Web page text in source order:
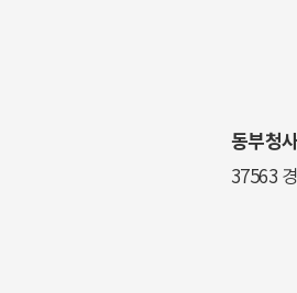
동부청
37563